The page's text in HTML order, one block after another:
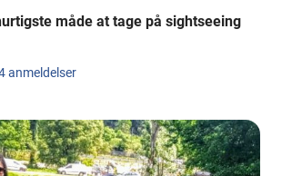
måde at tage på sightseeing
anmeldelser